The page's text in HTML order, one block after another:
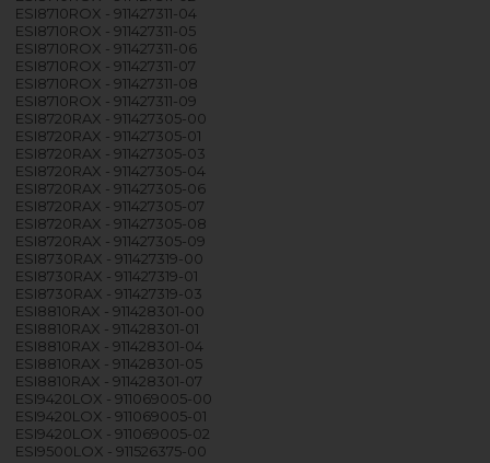
ESI8710ROX - 911427311-04
ESI8710ROX - 911427311-05
ESI8710ROX - 911427311-06
ESI8710ROX - 911427311-07
ESI8710ROX - 911427311-08
ESI8710ROX - 911427311-09
ESI8720RAX - 911427305-00
ESI8720RAX - 911427305-01
ESI8720RAX - 911427305-03
ESI8720RAX - 911427305-04
ESI8720RAX - 911427305-06
ESI8720RAX - 911427305-07
ESI8720RAX - 911427305-08
ESI8720RAX - 911427305-09
ESI8730RAX - 911427319-00
ESI8730RAX - 911427319-01
ESI8730RAX - 911427319-03
ESI8810RAX - 911428301-00
ESI8810RAX - 911428301-01
ESI8810RAX - 911428301-04
ESI8810RAX - 911428301-05
ESI8810RAX - 911428301-07
ESI9420LOX - 911069005-00
ESI9420LOX - 911069005-01
ESI9420LOX - 911069005-02
ESI9500LOX - 911526375-00